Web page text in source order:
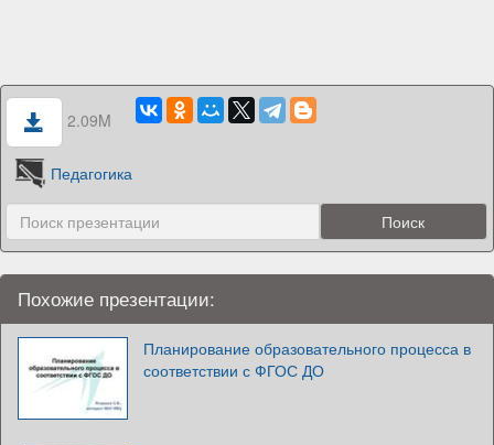
2.09M
Педагогика
Похожие презентации:
Планирование образовательного процесса в
соответствии с ФГОС ДО